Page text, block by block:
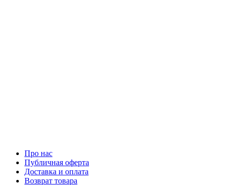
Про нас
Публичная оферта
Доставка и оплата
Возврат товара